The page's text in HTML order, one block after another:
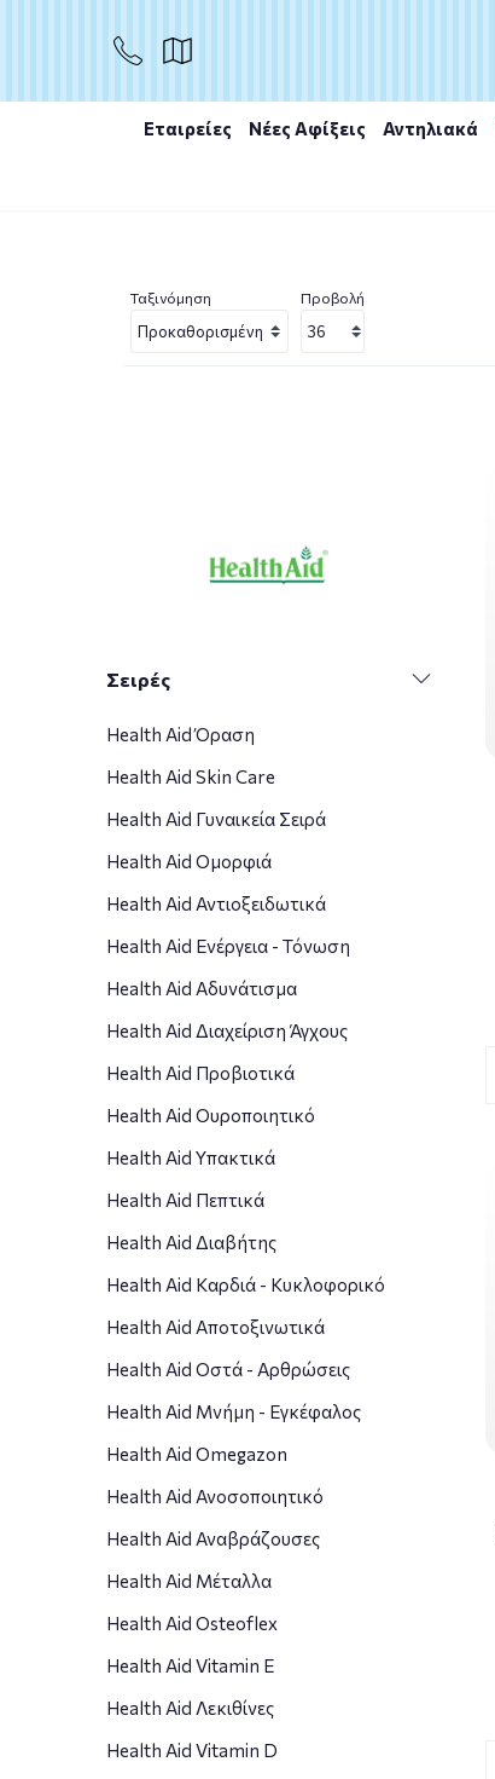
Εταιρείες Νέες Αφίξεις Αντηλιακά
Ταξινόμηση Προβολή
Σειρές
Health Aid Όραση
Health Aid Skin Care
Health Aid Γυναικεία Σειρά
Health Aid Ομορφιά
Health Aid Αντιοξειδωτικά
Health Aid Ενέργεια - Τόνωση
Health Aid Αδυνάτισμα
Health Aid Διαχείριση Άγχους
Health Aid Προβιοτικά
Health Aid Ουροποιητικό
Health Aid Υπακτικά
Health Aid Πεπτικά
Health Aid Διαβήτης
Health Aid Καρδιά - Κυκλοφορικό
Health Aid Αποτοξινωτικά
Health Aid Οστά - Αρθρώσεις
Health Aid Μνήμη - Εγκέφαλος
Health Aid Omegazon
Health Aid Ανοσοποιητικό
Health Aid Αναβράζουσες
Health Aid Μέταλλα
Health Aid Osteoflex
Health Aid Vitamin E
Health Aid Λεκιθίνες
Health Aid Vitamin D